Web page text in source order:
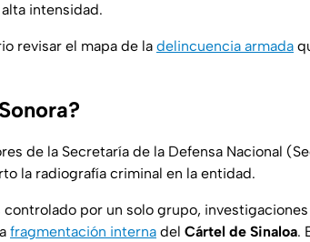
intensidad.
revisar el mapa de la delincuencia armada
de la Secretaría de la Defensa Nacional
la radiografía criminal en la entidad.
por un solo grupo,
fragmentación interna del Cártel de Sinaloa.